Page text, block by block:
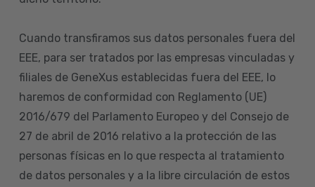
Cuando transfiramos sus datos personales fuera del
EEE, para ser tratados por las empresas vinculadas y
filiales de GeneXus establecidas fuera del EEE, lo
haremos de conformidad con Reglamento (UE)
2016/679 del Parlamento Europeo y del Consejo de
27 de abril de 2016 relativo a la protección de las
personas físicas en lo que respecta al tratamiento
de datos personales y a la libre circulación de estos